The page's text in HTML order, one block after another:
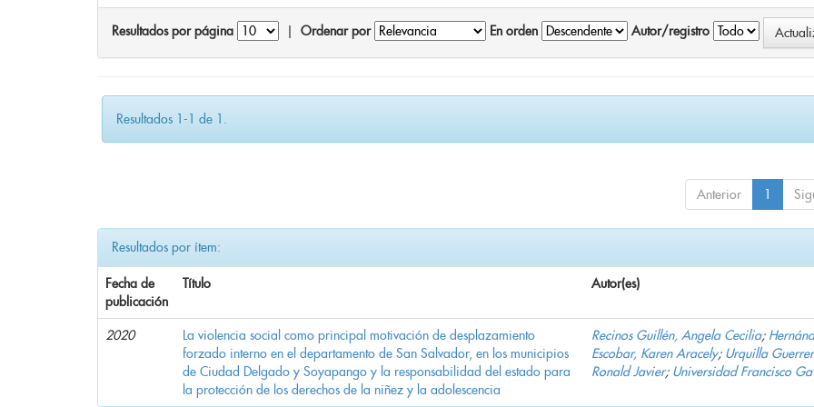
Resultados por página Ordenar por En orden Autor/registro
Resultados 1-1 de 1.
Anterior 1
Resultados por ítem:
Fecha de
publicación
Título Autor(es)
2020
La violencia social como principal motivación de desplazamiento
forzado interno en el departamento de San Salvador, en los municipios
de Ciudad Delgado y Soyapango y la responsabilidad del estado para
la protección de los derechos de la niñez y la adolescencia
Recinos Guillén, Angela Cecilia;
Escobar, Karen Aracely; Urquilla
Ronald Javier; Universidad Francisco